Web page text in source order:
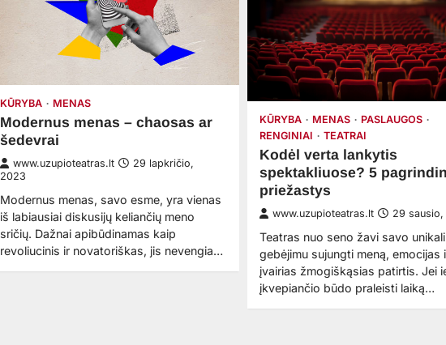
KŪRYBA MENAS
Modernus menas – chaosas ar
šedevrai
www.uzupioteatras.lt
29 lapkričio,
2023
Modernus menas, savo esme, yra vienas
iš labiausiai diskusijų keliančių meno
sričių. Dažnai apibūdinamas kaip
revoliucinis ir novatoriškas, jis nevengia…
KŪRYBA MENAS
PASLAUGOS
RENGINIAI
TEATRAI
Kodėl verta lankytis
spektakliuose? 5
priežastys
www.uzupioteatras.lt 29
Teatras nuo seno žavi savo
gebėjimu sujungti meną, emocijas
įvairias žmogiškąsias patirtis. Jei
įkvepiančio būdo praleisti laiką…